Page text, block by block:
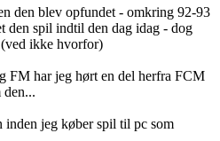
den blev opfundet - omkring 92-93
den spil indtil den dag idag - dog
ikke hvorfor)
FM har jeg hørt en del herfra FCM
inden jeg køber spil til pc som